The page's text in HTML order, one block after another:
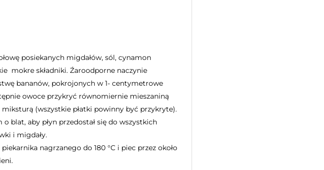
posiekanych migdałów, sól, cynamon
mokre składniki. Źaroodporne naczynie
bananów, pokrojonych w 1- centymetrowe
owoce przykryć równomiernie mieszaniną
(wszystkie płatki powinny być przykryte).
blat, aby płyn przedostał się do wszystkich
i migdały.
nagrzanego do 180 °C i piec przez około